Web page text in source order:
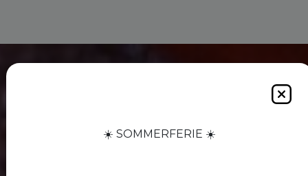
☀️ SOMMERFERIE ☀️